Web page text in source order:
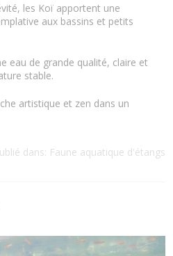
les Koï apportent une
aux bassins et petits
eau de grande qualité, claire et
stable.
artistique et zen dans un
dans: Faune aquatique d'étangs